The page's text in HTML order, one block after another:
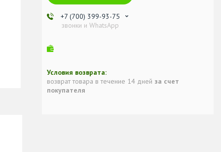
+7 (700) 399-93-75
звонки и WhatsApp
возврат товара в течение 14 дней за счет
покупателя